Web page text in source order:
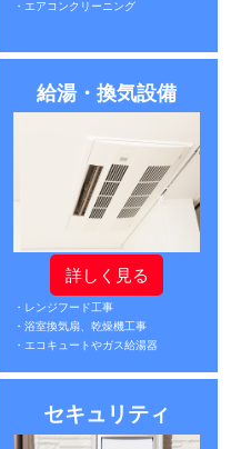
・エアコンクリーニング
給湯・換気設備
詳しく見る
・レンジフード工事
・浴室換気扇、乾燥機工事
・エコキュートやガス給湯器
セキュリティ